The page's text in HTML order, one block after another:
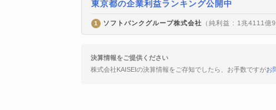
東京都の企業利益ランキング公開中
1 ソフトバンクグループ株式会社 （純利益 : 1兆4111億
決算情報をご提供ください
株式会社KAISEIの決算情報をご存知でしたら、お手数ですがお